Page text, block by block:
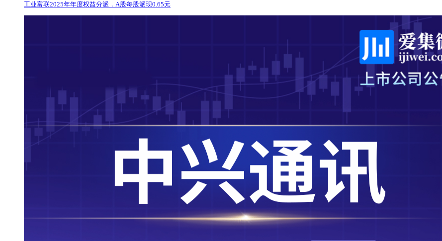
工业富联2025年年度权益分派，A股每股派现0.65元